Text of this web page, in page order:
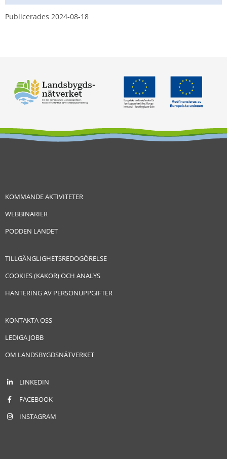
Publicerades 2024-08-18
KOMMANDE AKTIVITETER
WEBBINARIER
PODDEN LANDET
TILLGÄNGLIGHETSREDOGÖRELSE
COOKIES (KAKOR) OCH ANALYS
HANTERING AV PERSONUPPGIFTER
KONTAKTA OSS
LEDIGA JOBB
OM LANDSBYGDSNÄTVERKET
LINKEDIN
FACEBOOK
INSTAGRAM